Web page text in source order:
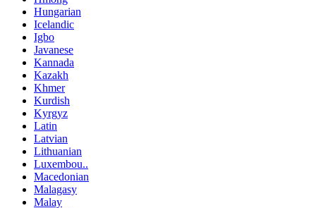
Hungarian
Icelandic
Igbo
Javanese
Kannada
Kazakh
Khmer
Kurdish
Kyrgyz
Latin
Latvian
Lithuanian
Luxembou..
Macedonian
Malagasy
Malay